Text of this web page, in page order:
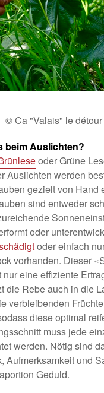
© Ca "Valais" le détour
beim Auslichten?
oder Grüne
Auslichten werden
gezielt von Hand
sind entweder
oder
oder einfach
vorhanden. Dieser
eine effiziente
die Rebe auch in die
verbleibenden
diese optimal
muss jede
werden. Nötig sind
Aufmerksamkeit und
Geduld.